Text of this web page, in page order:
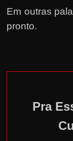
Em outras
pronto.
Pra